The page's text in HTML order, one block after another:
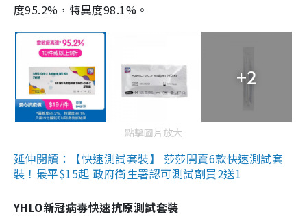
度95.2%，特異度98.1%。
+2
點擊圖片放大
延伸閱讀：【快速測試套裝】 莎莎開賣6款快速測試套
裝！最平$15起 政府衛生署認可測試劑買2送1
YHLO新冠病毒快速抗原測試套裝